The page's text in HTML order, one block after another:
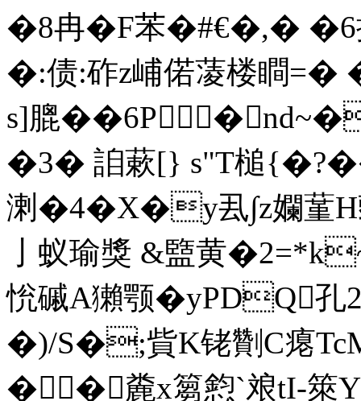
�8冉�F苯�#€ �,�
�:债:砟z峬偌蓤楼瞷=�
s] 膍�
�3� 詯蔌[} s"T槌
溂�4�X�y厾∫ z孄蓳H
亅蚁瑜獎 &盬黄
恱磩A獺颚�yPDQ
�)/S�;貲K铑 劗C瘪
��麊x篘憌`斏tI-箂